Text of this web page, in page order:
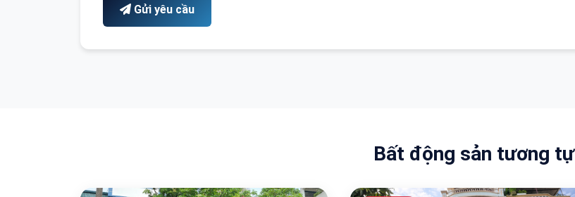
Gửi yêu cầu
Bất động sản tương tự